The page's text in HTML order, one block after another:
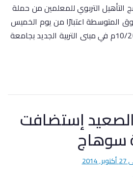
التأهيل التربوي للمعلمين من حملة
المتوسطة اعتبارًا من يوم الخميس
والجمعة 23 – 24 / 10/2014م في مبنى التربية الجديد بجامعة
إستضافت
سوهاج
27 أكتوبر, 2014